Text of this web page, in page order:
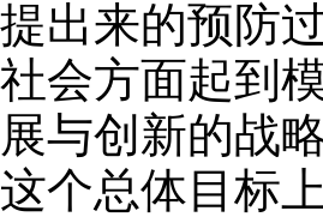
提出来的预防
社会方面起到
展与创新的战
这个总体目标